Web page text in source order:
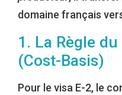
domaine français
1. La Règle
(Cost-Basis)
Pour le visa E-2, le